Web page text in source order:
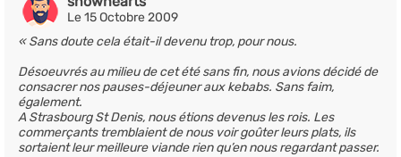
Le 15 Octobre 2009
Sans doute cela était-il devenu trop, pour nous.
Désoeuvrés au milieu de cet été sans fin, nous avions décidé de
consacrer nos pauses-déjeuner aux kebabs. Sans faim,
également.
A Strasbourg St Denis, nous étions devenus les rois. Les
commerçants tremblaient de nous voir goûter leurs plats, ils
sortaient leur meilleure viande rien qu’en nous regardant passer.